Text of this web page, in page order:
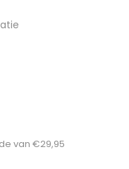
van €29,95